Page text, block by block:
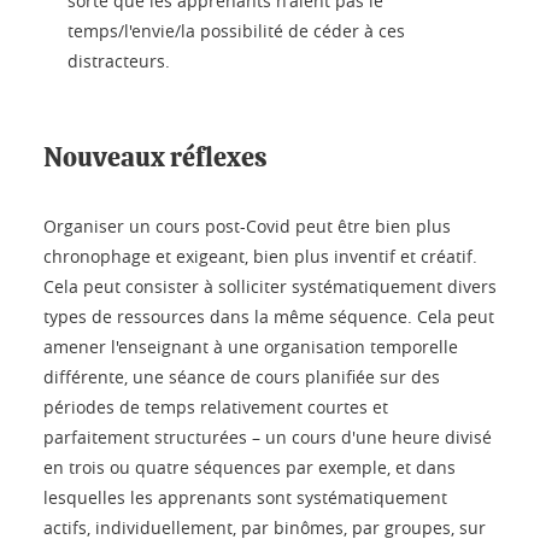
temps/l'envie/la possibilité de céder à ces
distracteurs.
Nouveaux réflexes
Organiser un cours post-Covid peut être bien plus
chronophage et exigeant, bien plus inventif et créatif.
Cela peut consister à solliciter systématiquement divers
types de ressources dans la même séquence. Cela peut
amener l'enseignant à une organisation temporelle
différente, une séance de cours planifiée sur des
périodes de temps relativement courtes et
parfaitement structurées – un cours d'une heure divisé
en trois ou quatre séquences par exemple, et dans
lesquelles les apprenants sont systématiquement
actifs, individuellement, par binômes, par groupes, sur